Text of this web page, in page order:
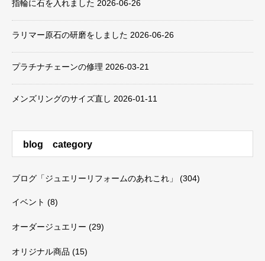
指輪に石を入れました 2026-06-26
ラリマー原石の研磨をしました 2026-06-26
プラチナチェーンの修理 2026-03-21
メンズリングのサイズ直し 2026-01-11
blog category
ブログ「ジュエリーリフォームのあれこれ」 (304)
イベント (8)
オーダージュエリー (29)
オリジナル商品 (15)